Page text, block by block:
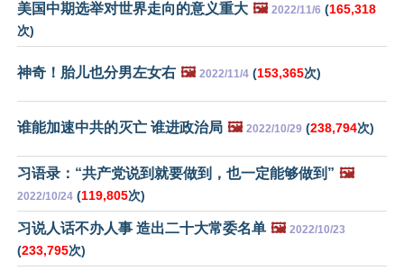
美国中期选举对世界走向的意义重大 🖼️ 2022/11/6 (165,318
次)
神奇！胎儿也分男左女右 🖼️ 2022/11/4 (153,365次)
谁能加速中共的灭亡 谁进政治局 🖼️ 2022/10/29 (238,794次)
习语录：“共产党说到就要做到，也一定能够做到” 🖼️
2022/10/24 (119,805次)
习说人话不办人事 造出二十大常委名单 🖼️ 2022/10/23
(233,795次)